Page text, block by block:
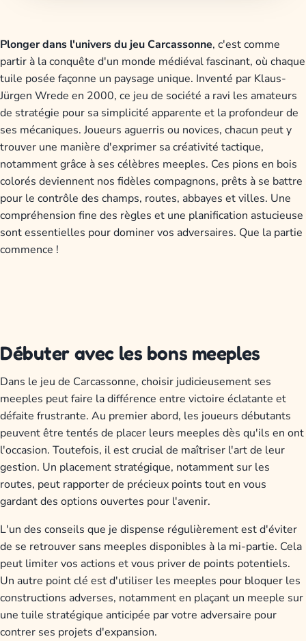
Plonger dans l'univers du jeu Carcassonne, c'est comme
partir à la conquête d'un monde médiéval fascinant, où chaque
tuile posée façonne un paysage unique. Inventé par Klaus-
Jürgen Wrede en 2000, ce jeu de société a ravi les amateurs
de stratégie pour sa simplicité apparente et la profondeur de
ses mécaniques. Joueurs aguerris ou novices, chacun peut y
trouver une manière d'exprimer sa créativité tactique,
notamment grâce à ses célèbres meeples. Ces pions en bois
colorés deviennent nos fidèles compagnons, prêts à se battre
pour le contrôle des champs, routes, abbayes et villes. Une
compréhension fine des règles et une planification astucieuse
sont essentielles pour dominer vos adversaires. Que la partie
commence !
Débuter avec les bons meeples
Dans le jeu de Carcassonne, choisir judicieusement ses
meeples peut faire la différence entre victoire éclatante et
défaite frustrante. Au premier abord, les joueurs débutants
peuvent être tentés de placer leurs meeples dès qu'ils en ont
l'occasion. Toutefois, il est crucial de maîtriser l'art de leur
gestion. Un placement stratégique, notamment sur les
routes, peut rapporter de précieux points tout en vous
gardant des options ouvertes pour l'avenir.
L'un des conseils que je dispense régulièrement est d'éviter
de se retrouver sans meeples disponibles à la mi-partie. Cela
peut limiter vos actions et vous priver de points potentiels.
Un autre point clé est d'utiliser les meeples pour bloquer les
constructions adverses, notamment en plaçant un meeple sur
une tuile stratégique anticipée par votre adversaire pour
contrer ses projets d'expansion.